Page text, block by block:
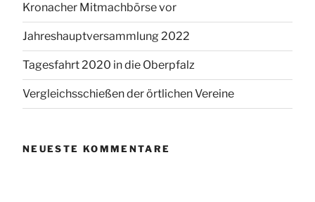
Kronacher Mitmachbörse vor
Jahreshauptversammlung 2022
Tagesfahrt 2020 in die Oberpfalz
Vergleichsschießen der örtlichen Vereine
NEUESTE KOMMENTARE